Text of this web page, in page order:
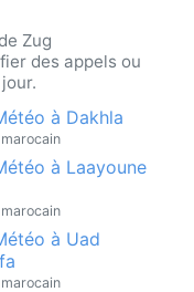
Zug
des appels ou
à Dakhla
à Laayoune
à Uad